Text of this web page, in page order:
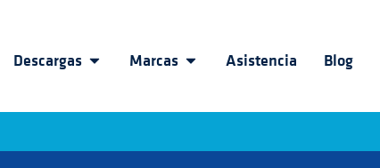
Descargas Marcas Asistencia Blog